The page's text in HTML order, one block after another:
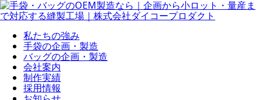
私たちの強み
手袋の企画・製造
バッグの企画・製造
会社案内
制作実績
採用情報